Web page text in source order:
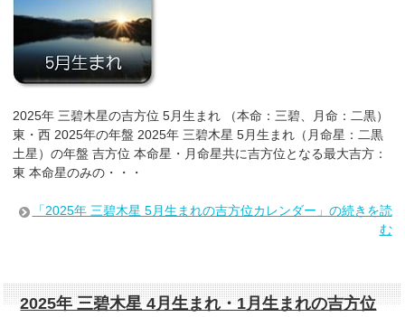
2025年 三碧木星の吉方位 5月生まれ （本命：三碧、月命：二黒）
東・西 2025年の年盤 2025年 三碧木星 5月生まれ（月命星：二黒
土星）の年盤 吉方位 本命星・月命星共に吉方位となる最大吉方：
東 本命星のみの・・・
「2025年 三碧木星 5月生まれの吉方位カレンダー」の続きを読
む
2025年 三碧木星 4月生まれ・1月生まれの吉方位